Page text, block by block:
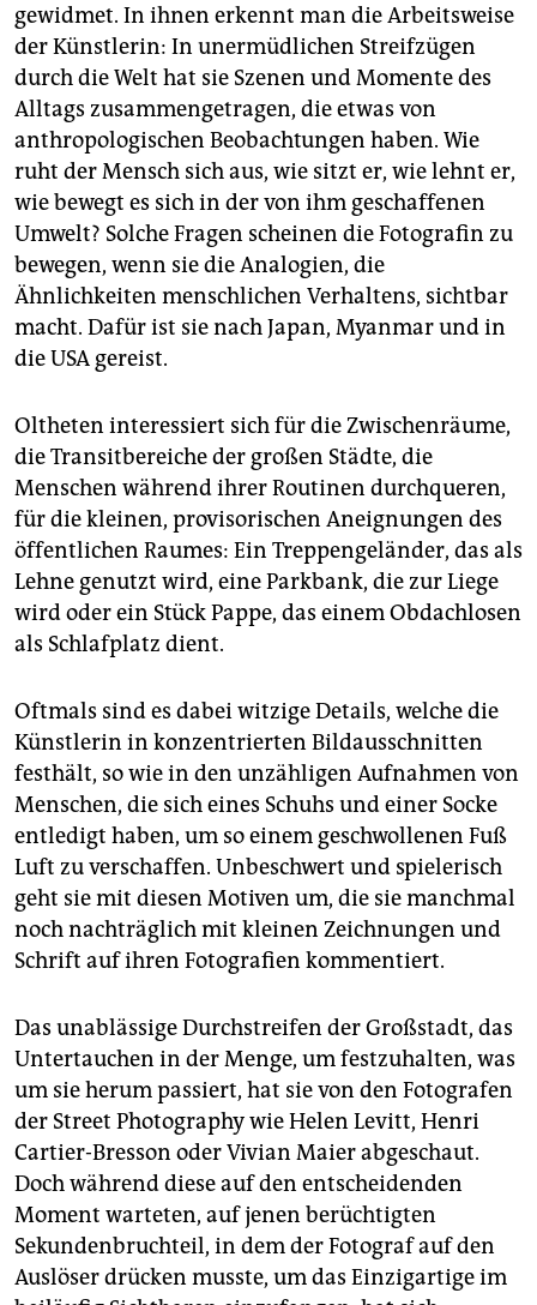
gewidmet. In ihnen erkennt man die Arbeitsweise
der Künstlerin: In unermüdlichen Streifzügen
durch die Welt hat sie Szenen und Momente des
Alltags zusammengetragen, die etwas von
anthropologischen Beobachtungen haben. Wie
ruht der Mensch sich aus, wie sitzt er, wie lehnt er,
wie bewegt es sich in der von ihm geschaffenen
Umwelt? Solche Fragen scheinen die Fotografin zu
bewegen, wenn sie die Analogien, die
Ähnlichkeiten menschlichen Verhaltens, sichtbar
macht. Dafür ist sie nach Japan, Myanmar und in
die USA gereist.
Oltheten interessiert sich für die Zwischenräume,
die Transitbereiche der großen Städte, die
Menschen während ihrer Routinen durchqueren,
für die kleinen, provisorischen Aneignungen des
öffentlichen Raumes: Ein Treppengeländer, das als
Lehne genutzt wird, eine Parkbank, die zur Liege
wird oder ein Stück Pappe, das einem Obdachlosen
als Schlafplatz dient.
Oftmals sind es dabei witzige Details, welche die
Künstlerin in konzentrierten Bildausschnitten
festhält, so wie in den unzähligen Aufnahmen von
Menschen, die sich eines Schuhs und einer Socke
entledigt haben, um so einem geschwollenen Fuß
Luft zu verschaffen. Unbeschwert und spielerisch
geht sie mit diesen Motiven um, die sie manchmal
noch nachträglich mit kleinen Zeichnungen und
Schrift auf ihren Fotografien kommentiert.
Das unablässige Durchstreifen der Großstadt, das
Untertauchen in der Menge, um festzuhalten, was
um sie herum passiert, hat sie von den Fotografen
der Street Photography wie Helen Levitt, Henri
Cartier-Bresson oder Vivian Maier abgeschaut.
Doch während diese auf den entscheidenden
Moment warteten, auf jenen berüchtigten
Sekundenbruchteil, in dem der Fotograf auf den
Auslöser drücken musste, um das Einzigartige im